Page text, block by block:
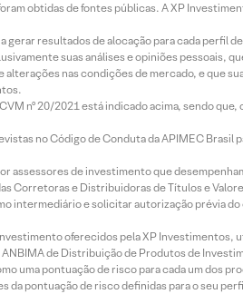
obtidas de fontes públicas. A XP
resultados de alocação para cada perfil
suas análises e opiniões pessoais,
nas condições de mercado, e que
nº 20/2021 está indicado acima, sendo
no Código de Conduta da APIMEC Brasil
de investimento que
Corretoras e Distribuidoras de Títulos e
e solicitar autorização prévia
oferecidos pela XP Investimentos,
de Distribuição de Produtos de
uma pontuação de risco para cada um dos
pontuação de risco definidas para o seu